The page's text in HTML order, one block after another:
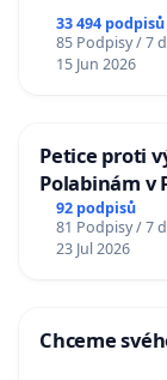
33 494 podpisů
85 Podpisy / 7
15 Jun 2026
Petice proti
Polabinám v
92 podpisů
81 Podpisy / 7
23 Jul 2026
Chceme